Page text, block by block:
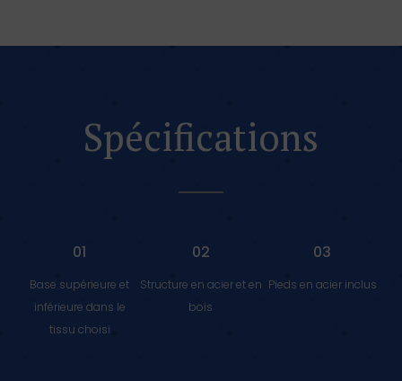
Spécifications
01
Base supérieure et
inférieure dans le
tissu choisi
02
Structure en acier et en
bois
03
Pieds en acier inclus